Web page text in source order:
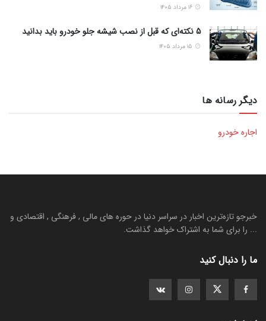
5 نکته‌ای که قبل از نصب شیشه جلو خودرو باید بدانید
دیگر رسانه ها
اجاره خودرو
خبرجو تازه‌ترین اخبار در سراسر دنیا در حوره های مالی , فرهنگی , اقتصادی و
... را برای شما به اشتراک خواهد گذاشت.
ما را دنبال کنید